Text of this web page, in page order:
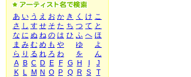
あ い う え お か き く け こ
さ し す せ そ た ち つ て と
な に ぬ ね の は ひ ふ へ ほ
ま み む め も や ゆ
よ
ら り る れ ろ わ を
ん
A
B C D E F G H
J
K
L M N O P Q R S
T